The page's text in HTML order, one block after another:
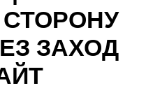
ЗАХОД